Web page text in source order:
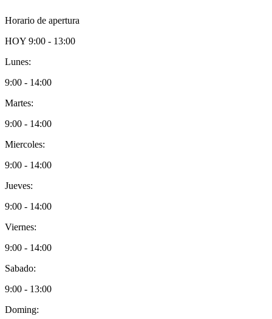
Horario de apertura
HOY 9:00 - 13:00
Lunes:
9:00 - 14:00
Martes:
9:00 - 14:00
Miercoles:
9:00 - 14:00
Jueves:
9:00 - 14:00
Viernes:
9:00 - 14:00
Sabado:
9:00 - 13:00
Doming: